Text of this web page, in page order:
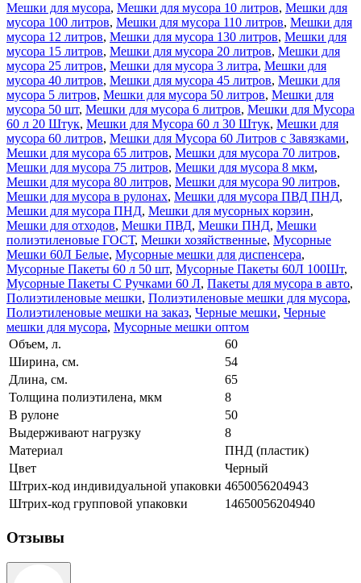
Мешки для мусора, Мешки для мусора 10 литров, Мешки для
мусора 100 литров, Мешки для мусора 110 литров, Мешки для
мусора 12 литров, Мешки для мусора 130 литров, Мешки для
мусора 15 литров, Мешки для мусора 20 литров, Мешки для
мусора 25 литров, Мешки для мусора 3 литра, Мешки для
мусора 40 литров, Мешки для мусора 45 литров, Мешки для
мусора 5 литров, Мешки для мусора 50 литров, Мешки для
мусора 50 шт, Мешки для мусора 6 литров, Мешки для Мусора
60 л 20 Штук, Мешки для Мусора 60 л 30 Штук, Мешки для
мусора 60 литров, Мешки для Мусора 60 Литров с Завязками,
Мешки для мусора 65 литров, Мешки для мусора 70 литров,
Мешки для мусора 75 литров, Мешки для мусора 8 мкм,
Мешки для мусора 80 литров, Мешки для мусора 90 литров,
Мешки для мусора в рулонах, Мешки для мусора ПВД ПНД,
Мешки для мусора ПНД, Мешки для мусорных корзин,
Мешки для отходов, Мешки ПВД, Мешки ПНД, Мешки
полиэтиленовые ГОСТ, Мешки хозяйственные, Мусорные
Мешки 60Л Белые, Мусорные мешки для диспенсера,
Мусорные Пакеты 60 л 50 шт, Мусорные Пакеты 60Л 100Шт,
Мусорные Пакеты С Ручками 60 Л, Пакеты для мусора в авто,
Полиэтиленовые мешки, Полиэтиленовые мешки для мусора,
Полиэтиленовые мешки на заказ, Черные мешки, Черные
мешки для мусора, Мусорные мешки оптом
Объем, л.
60
Ширина, см.
54
Длина, см.
65
Толщина полиэтилена, мкм
8
В рулоне
50
Выдерживают нагрузку
8
Материал
ПНД (пластик)
Цвет
Черный
Штрих-код индивидуальной упаковки 4650056204943
Штрих-код групповой упаковки
14650056204940
Отзывы